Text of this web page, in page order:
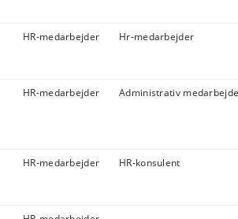
HR-medarbejder Hr-medarbejder
HR-medarbejder Administrativ
HR-medarbejder HR-konsulent